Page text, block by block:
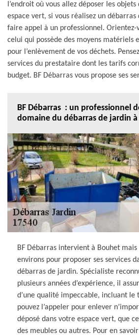
l’endroit où vous allez déposer les
espace vert, si vous réalisez un débarras
faire appel à un professionnel. Orientez-
celui qui possède des moyens matériels
pour l’enlèvement de vos déchets.
services du prestataire dont les tarifs
budget. BF Débarras vous propose ses
BF Débarras : un professionnel
domaine du débarras de jardin
BF Débarras intervient à Bouhet mais
environs pour proposer ses services
débarras de jardin. Spécialiste
plusieurs années d’expérience, il
d’une qualité impeccable, incluant le
pouvez l’appeler pour enlever
déposé dans votre espace vert, que
des meubles ou autres. Pour en